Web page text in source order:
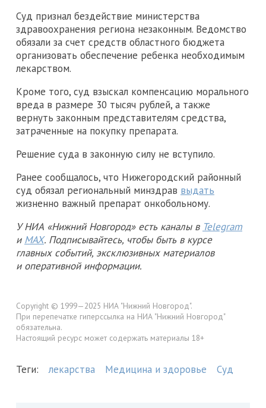
Суд признал бездействие министерства
здравоохранения региона незаконным. Ведомство
обязали за счет средств областного бюджета
организовать обеспечение ребенка необходимым
лекарством.
Кроме того, суд взыскал компенсацию морального
вреда в размере 30 тысяч рублей, а также
вернуть законным представителям средства,
затраченные на покупку препарата.
Решение суда в законную силу не вступило.
Ранее сообщалось, что Нижегородский районный
суд обязал региональный минздрав выдать
жизненно важный препарат онкобольному.
У НИА «Нижний Новгород» есть каналы в Telegram
и MAX. Подписывайтесь, чтобы быть в курсе
главных событий, эксклюзивных материалов
и оперативной информации.
Copyright © 1999—2025 НИА "Нижний Новгород".
При перепечатке гиперссылка на НИА "Нижний Новгород"
обязательна.
Настоящий ресурс может содержать материалы 18+
Теги: лекарства Медицина и здоровье Суд